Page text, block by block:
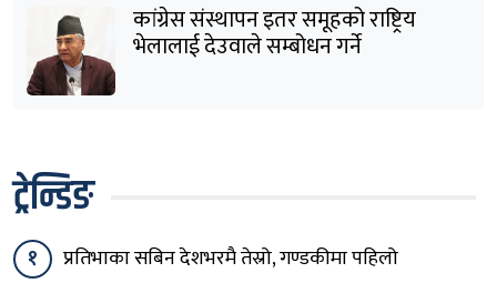
कांग्रेस संस्थापन इतर समूहको राष्ट्रिय
भेलालाई देउवाले सम्बोधन गर्ने
ट्रेन्डिङ
१ प्रतिभाका सबिन देशभरमै तेस्रो, गण्डकीमा पहिलो